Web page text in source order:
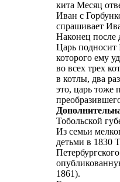
кита Месяц
Иван с
спрашивает
Наконец после
Царь подносит
которого ему
во всех трех
в котлы, два
это, царь тоже
Тобольской
Из семьи
детьми в 1830
1861).